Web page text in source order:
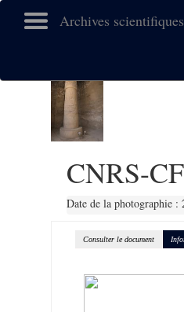
Archives
CNRS-
Date de la photographie :
Consulter le document